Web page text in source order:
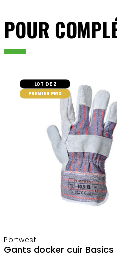
POUR
ajouter au panier
LOT DE 2
PREMIER PRIX
Portwest
Gants docker cuir Basics